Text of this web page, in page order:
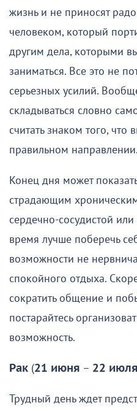
жизнь и не приносят
человеком, который
другим дела, которыми
заниматься. Все это не
серьезных усилий.
складываться словно
считать знаком того, что
правильном направлении.
Конец дня может
страдающим
сердечно-сосудистой
время лучше поберечь
возможности не
спокойного отдыха.
сократить общение и
постарайтесь
возможность.
Рак (21 июня – 22 июля
Трудный день ждет